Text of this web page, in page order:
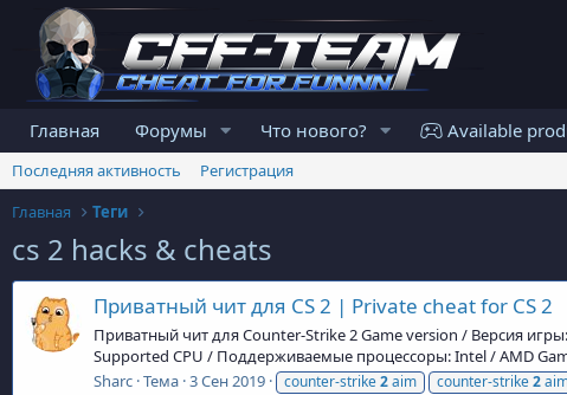
Главная Форумы Что нового? Available
Последняя активность
Регистрация
Главная
Теги
cs 2 hacks & cheats
Приватный чит для CS 2 | Private cheat for CS 2
Приватный чит для Counter-Strike 2 Game version / Версия
Supported CPU / Поддерживаемые процессоры: Intel / AMD
Sharc Тема 3 Сен 2019 counter-strike2aim counter-strike2